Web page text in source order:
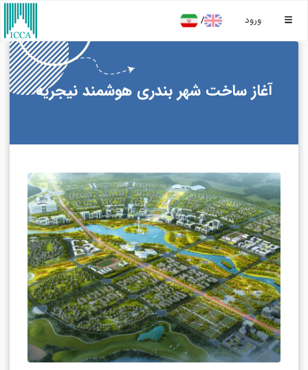
ورود /
آغاز ساخت شهر بندری هوشمند نیجریه